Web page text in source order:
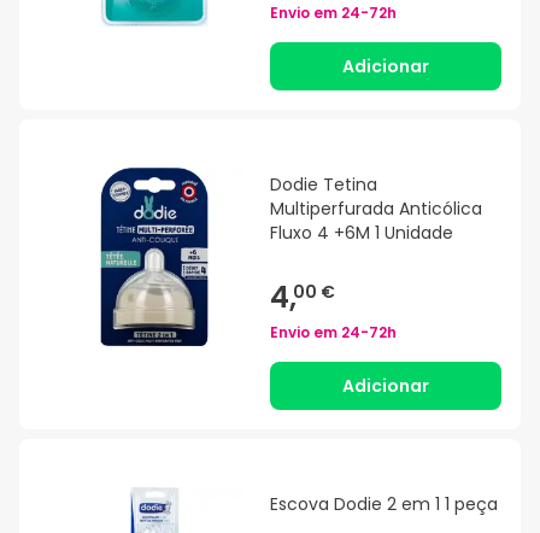
Envio em 24-72h
Adicionar
Dodie Tetina
Multiperfurada Anticólica
Fluxo 4 +6M 1 Unidade
4,00 €
Envio em 24-72h
Adicionar
Escova Dodie 2 em 1 1 peça